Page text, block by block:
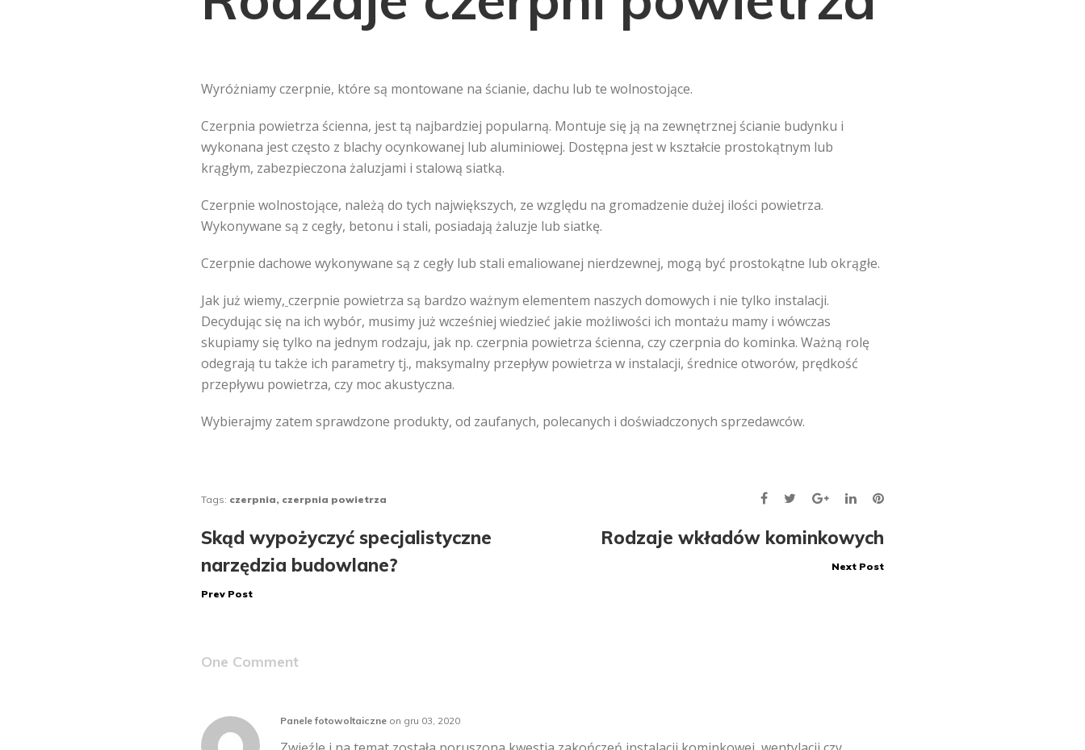
Wyróżniamy czerpnie, które są montowane na ścianie, dachu lub te wolnostojące.
Czerpnia powietrza ścienna, jest tą najbardziej popularną. Montuje się ją na zewnętrznej ścianie budynku i
wykonana jest często z blachy ocynkowanej lub aluminiowej. Dostępna jest w kształcie prostokątnym lub
krągłym, zabezpieczona żaluzjami i stalową siatką.
Czerpnie wolnostojące, należą do tych największych, ze względu na gromadzenie dużej ilości powietrza.
Wykonywane są z cegły, betonu i stali, posiadają żaluzje lub siatkę.
Czerpnie dachowe wykonywane są z cegły lub stali emaliowanej nierdzewnej, mogą być prostokątne lub okrągłe.
Jak już wiemy, czerpnie powietrza są bardzo ważnym elementem naszych domowych i nie tylko instalacji.
Decydując się na ich wybór, musimy już wcześniej wiedzieć jakie możliwości ich montażu mamy i wówczas
skupiamy się tylko na jednym rodzaju, jak np. czerpnia powietrza ścienna, czy czerpnia do kominka. Ważną rolę
odegrają tu także ich parametry tj., maksymalny przepływ powietrza w instalacji, średnice otworów, prędkość
przepływu powietrza, czy moc akustyczna.
Wybierajmy zatem sprawdzone produkty, od zaufanych, polecanych i doświadczonych sprzedawców.
Tags: czerpnia, czerpnia powietrza Facebook
TwitterGoogle+LinkedInPinterest
Nawigacja
Skąd wypożyczyć specjalistyczne
narzędzia budowlane?
Prev Post
Rodzaje wkładów kominkowych
Next Post
One Comment
Panele fotowoltaiczne on gru 03, 2020